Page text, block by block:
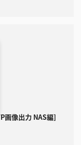
画像出力 NAS編]